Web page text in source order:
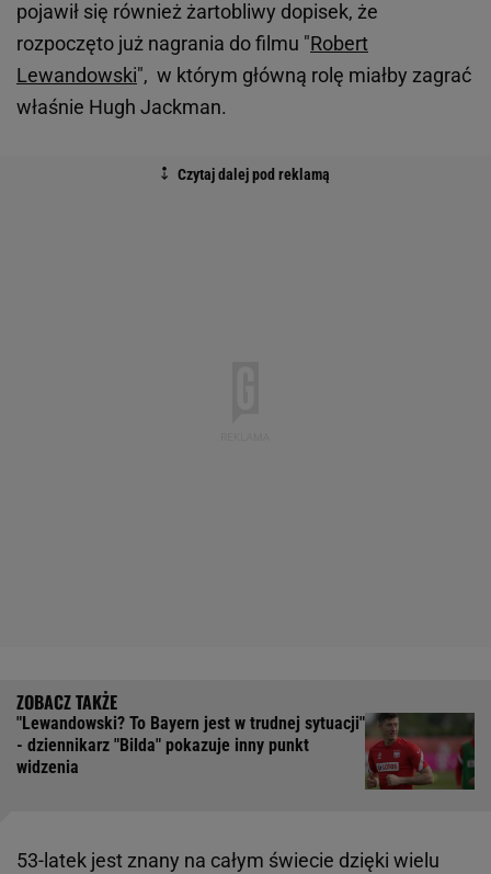
pojawił się również żartobliwy dopisek, że
rozpoczęto już nagrania do filmu "Robert
Lewandowski", w którym główną rolę miałby zagrać
właśnie Hugh Jackman.
"Lewandowski? To Bayern jest w trudnej sytuacji"
- dziennikarz "Bilda" pokazuje inny punkt
widzenia
53-latek jest znany na całym świecie dzięki wielu